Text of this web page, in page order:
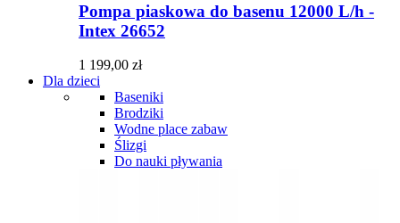
Pompa piaskowa do basenu 12000 L/h -
Intex 26652
1 199,00 zł
Dla dzieci
Baseniki
Brodziki
Wodne place zabaw
Ślizgi
Do nauki pływania